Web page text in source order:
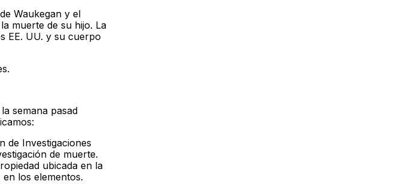
Waukegan y el
muerte de su hijo. La
EE. UU. y su cuerpo
semana pasad
de Investigaciones
de muerte.
ubicada en la
los elementos.